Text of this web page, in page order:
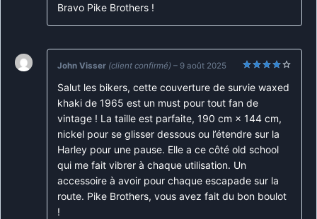
Bravo Pike Brothers !
sur 5
John Visser (client confirmé) – 9 août 2025
Salut les bikers, cette couverture de survie waxed
khaki de 1965 est un must pour tout fan de
vintage ! La taille est parfaite, 190 cm × 144 cm,
nickel pour se glisser dessous ou l’étendre sur la
Harley pour une pause. Elle a ce côté old school
qui me fait vibrer à chaque utilisation. Un
accessoire à avoir pour chaque escapade sur la
route. Pike Brothers, vous avez fait du bon boulot
!